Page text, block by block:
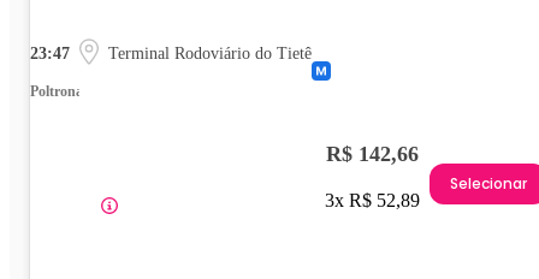
23:47 Terminal Rodoviário do Tietê
Poltrona
R$ 142,66
3x R$ 52,89
Selecionar